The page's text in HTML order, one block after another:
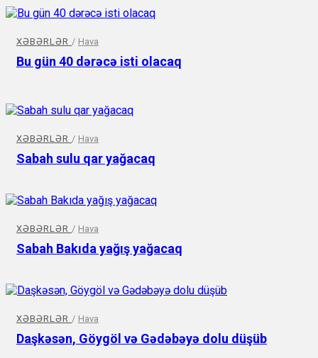
XƏBƏRLƏR / Hava
Bu gün 40 dərəcə isti olacaq
XƏBƏRLƏR / Hava
Sabah sulu qar yağacaq
XƏBƏRLƏR / Hava
Sabah Bakıda yağış yağacaq
XƏBƏRLƏR / Hava
Daşkəsən, Göygöl və Gədəbəyə dolu düşüb